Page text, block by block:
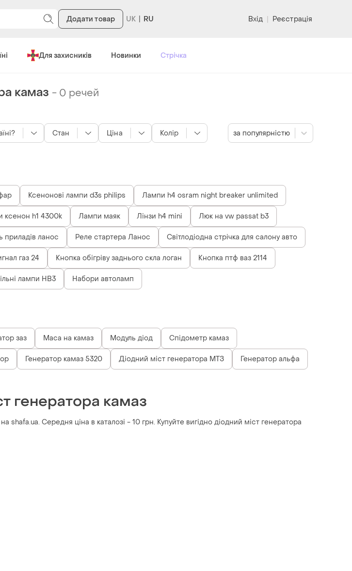
Додати товар RU Вхід | Реєстрація
Для захисників Новинки Стрічка
камаз - 0 речей
Ксенонові лампи d3s philips Лампи h4 osram night breaker unlimited
ксенон h1 4300k Лампи маяк Лінзи h4 mini Люк на vw passat b3
приладів ланос Реле стартера Ланос Світлодіодна стрічка для салону авто
газ 24 Кнопка обігріву заднього скла логан Кнопка птф ваз 2114
лампи HB3 Набори автоламп
заз Маса на камаз Модуль діод Спідометр камаз
Генератор камаз 5320 Діодний міст генератора МТЗ Генератор альфа
генератора камаз
shafa.ua. Середня ціна в каталозі - 10 грн. Купуйте вигідно діодний міст генератора
Стан Ціна Колір за популярністю